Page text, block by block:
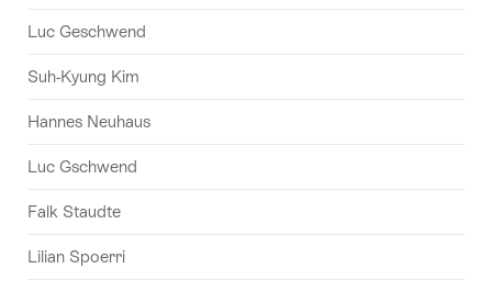
Luc Geschwend
Suh-Kyung Kim
Hannes Neuhaus
Luc Gschwend
Falk Staudte
Lilian Spoerri